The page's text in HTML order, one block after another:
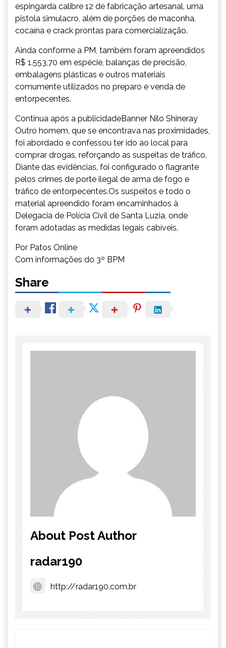
espingarda calibre 12 de fabricação artesanal, uma
pistola simulacro, além de porções de maconha,
cocaína e crack prontas para comercialização.
Ainda conforme a PM, também foram apreendidos
R$ 1.553,70 em espécie, balanças de precisão,
embalagens plásticas e outros materiais
comumente utilizados no preparo e venda de
entorpecentes.
Continua após a publicidadeBanner Nilo Shineray
Outro homem, que se encontrava nas proximidades,
foi abordado e confessou ter ido ao local para
comprar drogas, reforçando as suspeitas de tráfico.
Diante das evidências, foi configurado o flagrante
pelos crimes de porte ilegal de arma de fogo e
tráfico de entorpecentes.Os suspeitos e todo o
material apreendido foram encaminhados à
Delegacia de Polícia Civil de Santa Luzia, onde
foram adotadas as medidas legais cabíveis.
Por Patos Online
Com informações do 3º BPM
Share
About Post Author
radar190
http://radar190.com.br